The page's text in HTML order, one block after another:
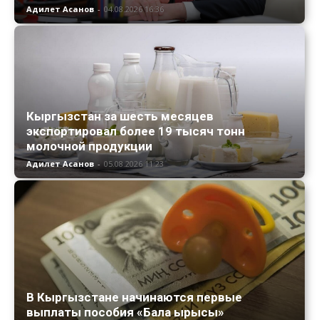
Адилет Асанов - 04.08.2026 16:36
Кыргызстан за шесть месяцев
экспортировал более 19 тысяч тонн
молочной продукции
Адилет Асанов - 05.08.2026 11:23
В Кыргызстане начинаются первые
выплаты пособия «Бала ырысы»